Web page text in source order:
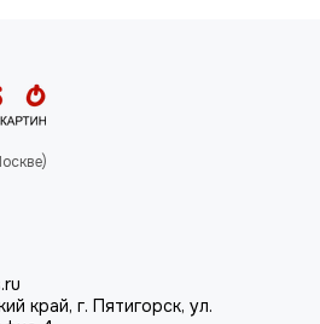
край, г. Пятигорск, ул.